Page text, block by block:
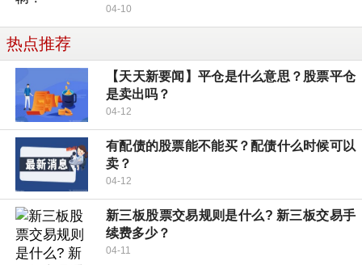
04-10
热点推荐
【天天新要闻】平仓是什么意思？股票平仓
是卖出吗？
04-12
有配债的股票能不能买？配债什么时候可以
卖？
04-12
新三板股票交易规则是什么? 新三板交易手
续费多少？
04-11